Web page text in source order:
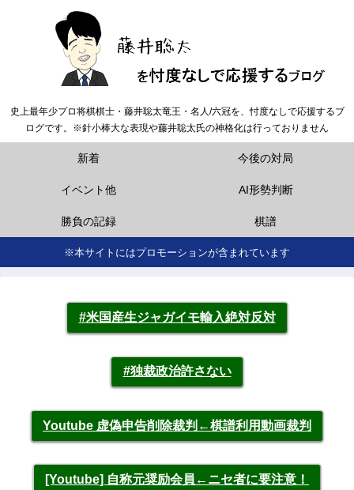
史上最年少プロ将棋棋士・藤井聡太竜王・名人/六冠を、忖度なしで応援するブ
ログです。※針小棒大な表現や藤井聡太氏の神格化は行っておりません
新着 今後の対局
イベント他 AI形勢判断
勝負の記録 棋譜
※本サイトにはプロモーションが含まれています
#米国産生ジャガイモ輸入絶対反対
#独裁政治許さない
Youtube 虚偽申告削除裁判←棋譜利用動画裁判
[Youtube] 自称元奨励会員←ニセ者に要注意！